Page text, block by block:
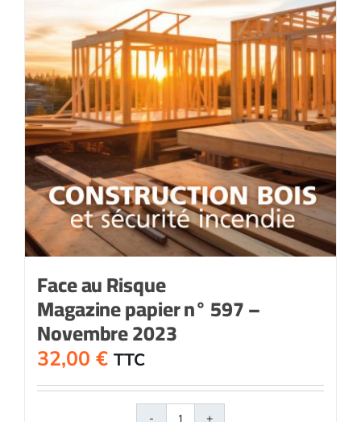
Face au Risque
Magazine papier n° 597 –
Novembre 2023
32,00 € TTC